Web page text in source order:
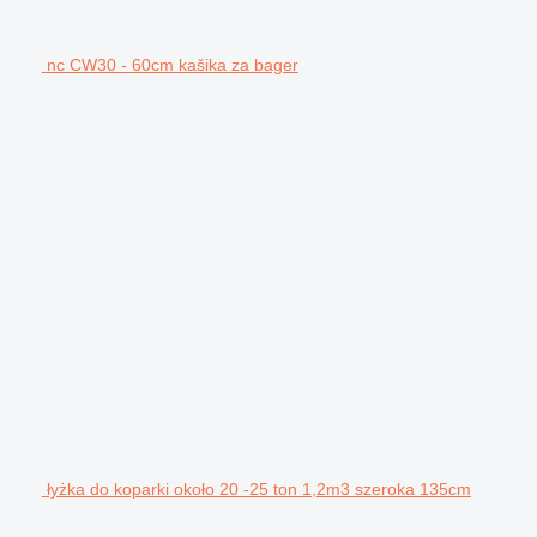
nc CW30 - 60cm kašika za bager
łyżka do koparki około 20 -25 ton 1,2m3 szeroka 135cm